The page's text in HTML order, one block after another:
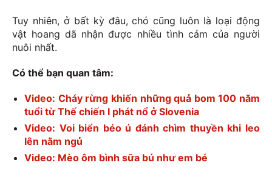
Tuy nhiên, ở bất kỳ đâu, chó cũng luôn là loại động
vật hoang dã nhận được nhiều tình cảm của người
nuôi nhất.
Có thể bạn quan tâm:
Video: Cháy rừng khiến những quả bom 100 năm
tuổi từ Thế chiến I phát nổ ở Slovenia
Video: Voi biển béo ú đánh chìm thuyền khi leo
lên nằm ngủ
Video: Mèo ôm bình sữa bú như em bé